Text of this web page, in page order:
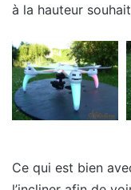
à la hauteur
Ce qui est bien